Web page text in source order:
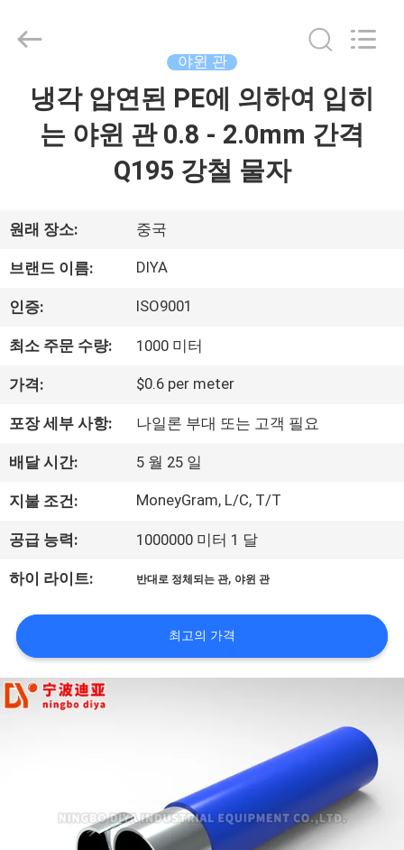
회
사
소
공
장
견
학
질
관
리
Industrial
Reserved.
야윈 관
냉각 압연된 PE에 의하여 입히
는 야윈 관 0.8 - 2.0mm 간격
Q195 강철 물자
원래 장소: 중국
브랜드 이름: DIYA
인증: ISO9001
최소 주문 수량: 1000 미터
가격: $0.6 per meter
포장 세부 사항: 나일론 부대 또는 고객 필요
배달 시간: 5 월 25 일
지불 조건: MoneyGram, L/C, T/T
공급 능력: 1000000 미터 1 달
하이 라이트: 반대로 정체되는 관, 야윈 관
최고의 가격